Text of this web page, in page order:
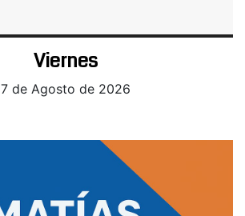
Viernes
7 de Agosto de 2026